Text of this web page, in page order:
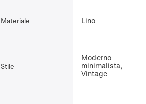
Materiale Lino
Stile
Moderno
minimalista,
Vintage